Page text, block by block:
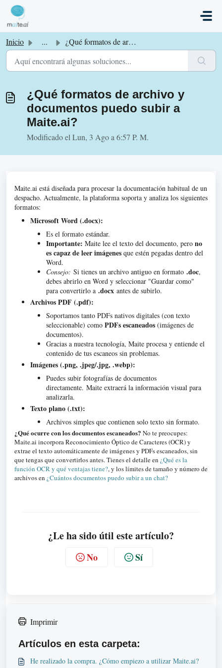
Saltar al contenido principal
Inicio ... ¿Qué formatos de archivo y documentos puedo subir a Maite...
¿Qué formatos de archivo y
documentos puedo subir a
Maite.ai?
Modificado el Lun, 3 Ago a 6:57 P. M.
Maite.ai está diseñada para procesar la documentación habitual de un
despacho. Actualmente, la plataforma soporta y analiza los siguientes
formatos:
Microsoft Word (.docx):
Es el formato estándar.
Importante: Maite lee el texto del documento, pero no
es capaz de leer imágenes que estén pegadas dentro del
Word.
Consejo: Si tienes un archivo antiguo en formato .doc,
debes abrirlo en Word y seleccionar "Guardar como"
para convertirlo a .docx antes de subirlo.
Archivos PDF (.pdf):
Soportamos tanto PDFs nativos digitales (con texto
seleccionable) como PDFs escaneados (imágenes de
documentos).
Gracias a nuestra tecnología, Maite procesa y entiende el
contenido de tus escaneos sin problemas.
Imágenes (.png, .jpeg/.jpg, .webp):
Puedes subir fotografías de documentos
directamente. Maite extraerá la información visual para
analizarla.
Texto plano (.txt):
Archivos simples que contienen solo texto sin formato.
¿Qué ocurre con los documentos escaneados? No te preocupes:
Maite.ai incorpora Reconocimiento Óptico de Caracteres (OCR) y
extrae el texto automáticamente de imágenes y PDFs escaneados, sin
que tengas que convertirlos antes. Tienes el detalle en ¿Qué es la
función OCR y qué ventajas tiene?, y los límites de tamaño y número de
archivos en ¿Cuántos documentos puedo subir a un chat?
¿Le ha sido útil este artículo?
No Sí
Imprimir
Artículos en esta carpeta:
He realizado la compra. ¿Cómo empiezo a utilizar Maite.ai?